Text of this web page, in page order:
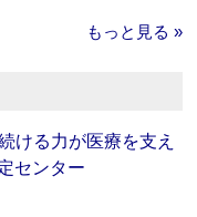
もっと見る »
ける力が医療を支え
センター